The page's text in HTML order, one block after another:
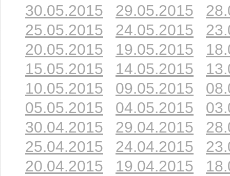
30.05.2015
29.05.2015
25.05.2015
24.05.2015
20.05.2015
19.05.2015
15.05.2015
14.05.2015
10.05.2015
09.05.2015
05.05.2015
04.05.2015
30.04.2015
29.04.2015
25.04.2015
24.04.2015
20.04.2015
19.04.2015